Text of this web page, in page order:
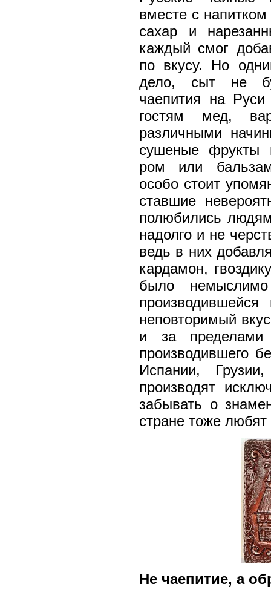
вместе с напитком
сахар и
каждый смог
по вкусу. Но
дело, сыт не
чаепития на Руси
гостям мед,
различными
сушеные фрукты
ром или
особо стоит
ставшие
полюбились
надолго и не
ведь в них
кардамон,
было
неповторимый
и за
производившего
Испании,
производят
забывать о
стране тоже
Не чаепитие, а